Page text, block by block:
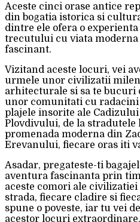
Aceste cinci orase antice
din bogatia istorica si
dintre ele ofera o
trecutului cu viata
fascinant.
Vizitand aceste locuri, vei
urmele unor civilizatii
arhitecturale si sa te bucuri
unor comunitati cu radacini
plajele insorite ale
Plovdivului, de la stradutele
promenada moderna din
Erevanului, fiecare oras iti
Asadar, pregateste-ti
aventura fascinanta prin
aceste comori ale
strada, fiecare cladire si
spune o poveste, iar tu vei
acestor locuri extraordinare.